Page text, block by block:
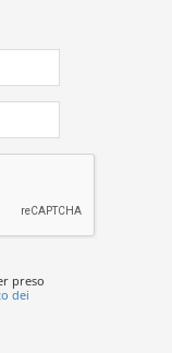
preso
dei